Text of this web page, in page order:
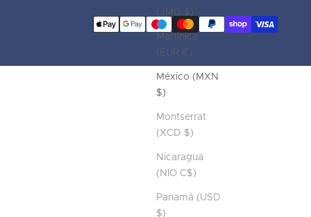
(JMD $)
Martinica
(EUR €)
México (MXN
$)
Montserrat
(XCD $)
Nicaragua
(NIO C$)
Panamá (USD
$)